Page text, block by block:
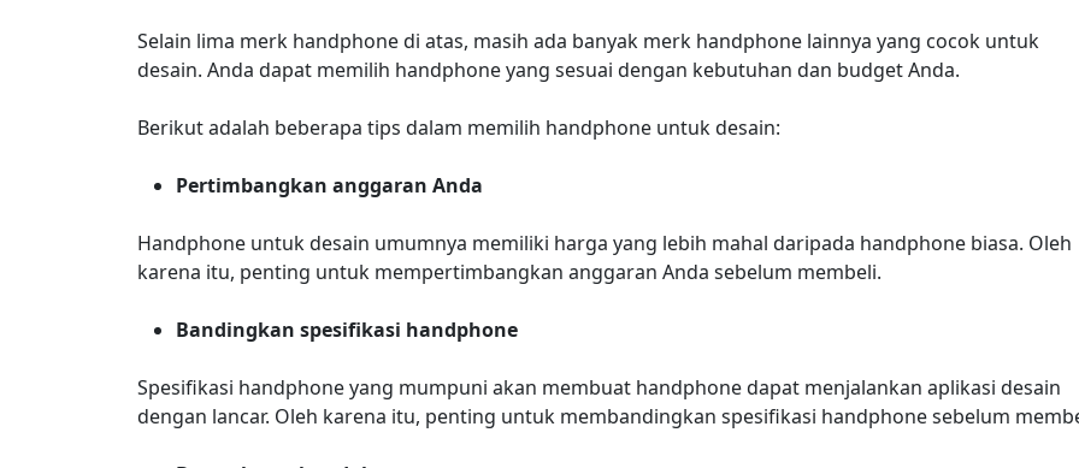
Selain lima merk handphone di atas, masih ada banyak merk handphone lainnya yang cocok untuk
desain. Anda dapat memilih handphone yang sesuai dengan kebutuhan dan budget Anda.
Berikut adalah beberapa tips dalam memilih handphone untuk desain:
Pertimbangkan anggaran Anda
Handphone untuk desain umumnya memiliki harga yang lebih mahal daripada handphone biasa. Oleh
karena itu, penting untuk mempertimbangkan anggaran Anda sebelum membeli.
Bandingkan spesifikasi handphone
Spesifikasi handphone yang mumpuni akan membuat handphone dapat menjalankan aplikasi desain
dengan lancar. Oleh karena itu, penting untuk membandingkan spesifikasi handphone sebelum